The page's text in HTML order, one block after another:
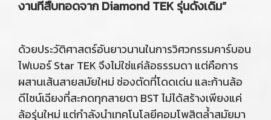
งานที่สืบทอดจาก Diamond TEK รุ่นดั้งเดิม”
ด้วยประวัติศาสตร์อันยาวนานในการวิศวกรรมคาร์บอน
ไฟเบอร์ Star TEK จึงไม่ใช่แค่ล้อธรรมดา แต่คือการ
ผสานเส้นสายสมัยใหม่ ช่องตัดที่โดดเด่น และก้านล้อ
ดีไซน์เฉียงที่สะกดทุกสายตา BST ไม่ได้สร้างเพียงแค่
ล้อรุ่นใหม่ แต่กำลังนำเทคโนโลยีคอมโพสิตล้ำสมัยมา